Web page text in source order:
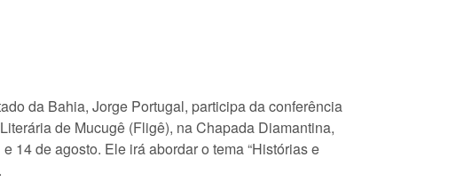
da Bahia, Jorge Portugal, participa da conferência
de Mucugê (Fligê), na Chapada Diamantina,
14 de agosto. Ele irá abordar o tema “Histórias e